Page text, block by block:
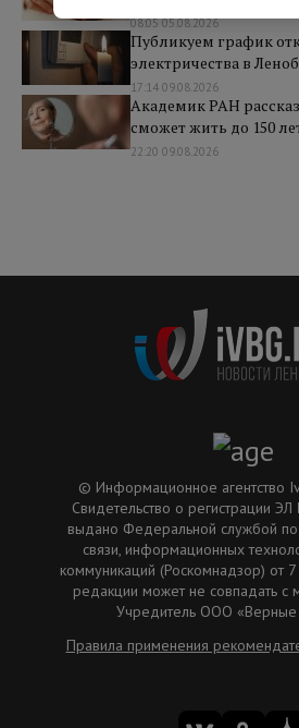
08:05 05.08.2026
Публикуем график
электричества в
17:14 09.08.2026
Академик РАН
сможет жить до 150
22:20 09.08.2026
© Информационное агентство
Свидетельство о регистрации
выдано Федеральной службой
связи, информационных
коммуникаций (Роскомнадзор) от
редакции может не совпадать с
Учредитель ООО
Правила применения